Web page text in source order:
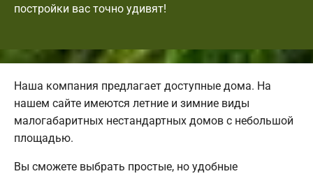
постройки вас точно удивят!
Наша компания предлагает доступные дома. На
нашем сайте имеются летние и зимние виды
малогабаритных нестандартных домов с небольшой
площадью.
Вы сможете выбрать простые, но удобные